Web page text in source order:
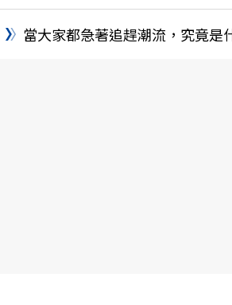
民調
當大家都急著追趕潮流，究竟是